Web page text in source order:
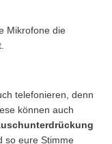
Mikrofone die
telefonieren, denn
können auch
so eure Stimme